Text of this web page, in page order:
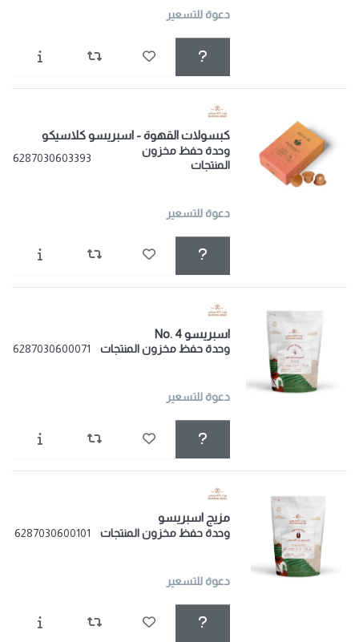
دعوة للتسعير
كبسولات القهوة - اسبريسو كلاسيكو
وحدة حفظ مخزون
المنتجات
6287030603393
دعوة للتسعير
اسبريسو No. 4
وحدة حفظ مخزون المنتجات 6287030600071
دعوة للتسعير
مزيج اسبريسو
وحدة حفظ مخزون المنتجات 6287030600101
دعوة للتسعير